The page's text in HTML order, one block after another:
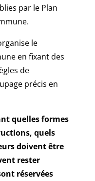
par le Plan
le
en fixant des
de
précis en
quelles formes
quels
doivent être
rester
réservées